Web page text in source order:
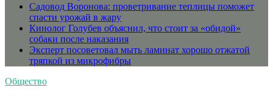
Садовод Воронова: проветривание теплицы поможет
спасти урожай в жару
Кинолог Голубев объяснил, что стоит за «обидой»
собаки после наказания
Эксперт посоветовал мыть ламинат хорошо отжатой
тряпкой из микрофибры
Общество